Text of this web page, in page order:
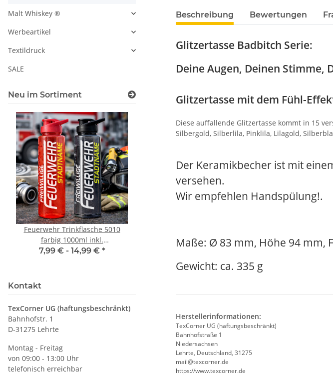
Beschreibung Bewertungen
Glitzertasse Badbitch Serie:
Deine Augen, Deinen Stimme,
Glitzertasse mit dem Fühl-
Diese auffallende Glitzertasse kommt in 15
Silbergold, Silberlila, Pinklila, Lilagold,
Der Keramikbecher ist mit
versehen.
Wir empfehlen Handspülung!.
Maße: Ø 83 mm, Höhe 94 mm,
Gewicht: ca. 335 g
Herstellerinformationen:
TexCorner UG (haftungsbeschränkt)
Bahnhofstraße 1
Niedersachsen
Lehrte, Deutschland, 31275
mail@texcorner.de
https://www.texcorner.de
Malt Whiskey ®
Werbeartikel
Textildruck
SALE
Neu im Sortiment
Feuerwehr Trinkflasche 5010
farbig 1000ml inkl.
Wunschnamen
7,99 € - 14,99 € *
Premium B&C Inspire #190
Druckposition CMYK
farbig
7,99 € -
Kontakt
TexCorner UG (haftungsbeschränkt)
Bahnhofstr. 1
D-31275 Lehrte
Montag - Freitag
von 09:00 - 13:00 Uhr
telefonisch erreichbar